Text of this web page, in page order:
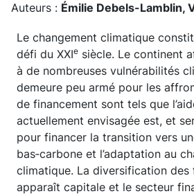
Auteurs : Émilie Debels-Lamblin,
Le changement climatique
défi du XXIe siècle. Le continent
à de nombreuses vulnérabilités
demeure peu armé pour les
de financement sont tels que
actuellement envisagée est, et
pour financer la transition vers
bas‑carbone et l’adaptation au
climatique. La diversification des
apparaît capitale et le secteur